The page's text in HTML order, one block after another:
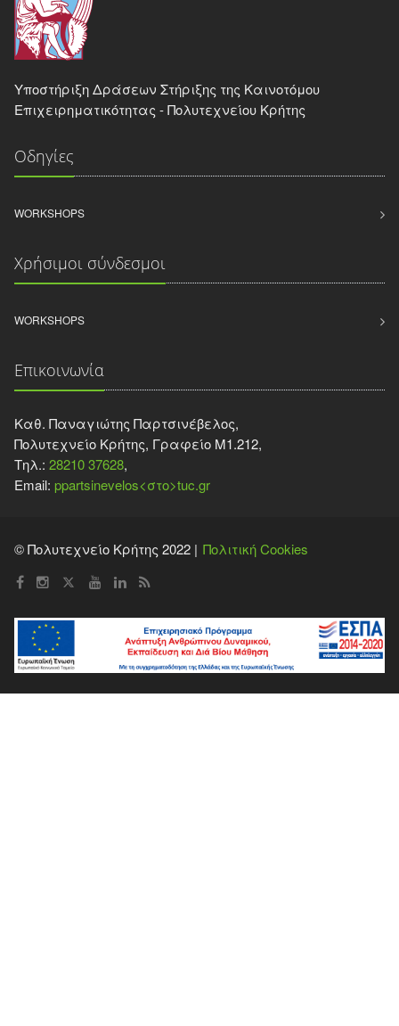
Υποστήριξη Δράσεων Στήριξης της Καινοτόμου
Επιχειρηματικότητας - Πολυτεχνείου Κρήτης
Οδηγίες
WORKSHOPS
Χρήσιμοι σύνδεσμοι
WORKSHOPS
Επικοινωνία
Καθ. Παναγιώτης Παρτσινέβελος,
Πολυτεχνείο Κρήτης, Γραφείο Μ1.212,
Τηλ.: 28210 37628,
Email: ppartsinevelos<στο>tuc.gr
© Πολυτεχνείο Κρήτης 2022 | Πολιτική Cookies